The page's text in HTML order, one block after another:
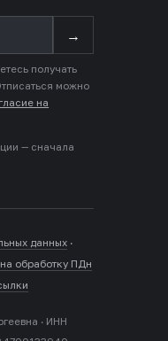
→
получать
можно
на
— сначала
данных ·
обработку ПДн
· ИНН